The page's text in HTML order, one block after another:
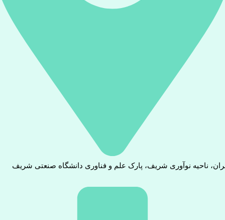
ناحیه نوآوری شریف، پارک علم و فناوری دانشگاه صنعتی شریف